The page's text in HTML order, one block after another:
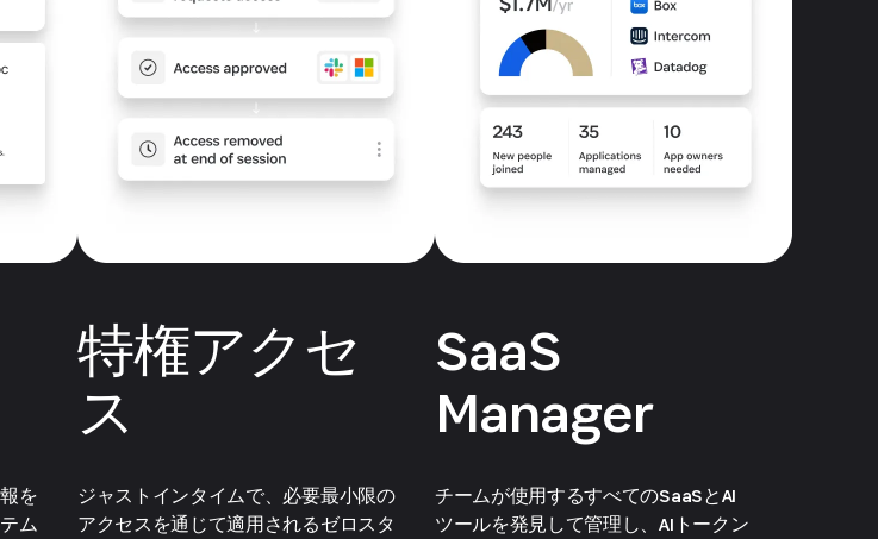
を
ム
特権アクセ
ス
ジャストインタイムで、必要最小限の
アクセスを通じて適用されるゼロスタ
SaaS
Manager
チームが使用するすべてのSaaSとAI
ツールを発見して管理し、AIトークン